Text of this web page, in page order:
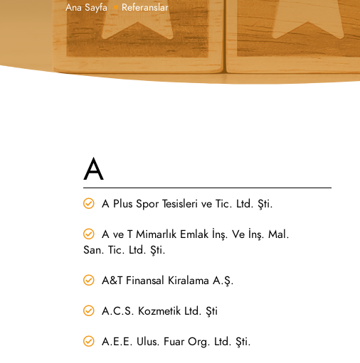
Ana Sayfa Referanslar
A
A Plus Spor Tesisleri ve Tic. Ltd. Şti.
A ve T Mimarlık Emlak İnş. Ve İnş. Mal.
San. Tic. Ltd. Şti.
A&T Finansal Kiralama A.Ş.
A.C.S. Kozmetik Ltd. Şti
A.E.E. Ulus. Fuar Org. Ltd. Şti.